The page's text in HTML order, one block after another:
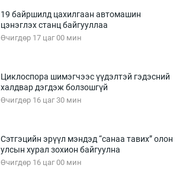
19 байршилд цахилгаан автомашин
цэнэглэх станц байгууллаа
Өчигдөр 17 цаг 00 мин
Циклоспора шимэгчээс үүдэлтэй гэдэсний
халдвар дэгдэж болзошгүй
Өчигдөр 16 цаг 30 мин
Сэтгэцийн эрүүл мэндэд “санаа тавих” олон
улсын хурал зохион байгуулна
Өчигдөр 16 цаг 00 мин